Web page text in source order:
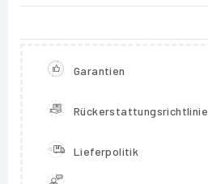
Garantien
Rückerstattungsrichtlinie
Lieferpolitik